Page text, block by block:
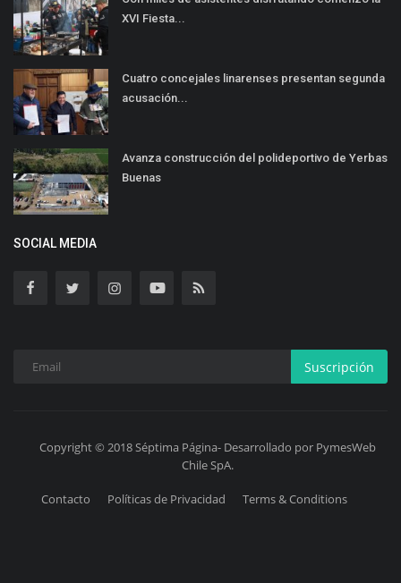
XVI Fiesta...
Cuatro concejales linarenses presentan segunda
acusación...
Avanza construcción del polideportivo de Yerbas
Buenas
SOCIAL MEDIA
Suscripción
Copyright © 2018 Séptima Página- Desarrollado por PymesWeb
Chile SpA.
Contacto Políticas de Privacidad Terms & Conditions